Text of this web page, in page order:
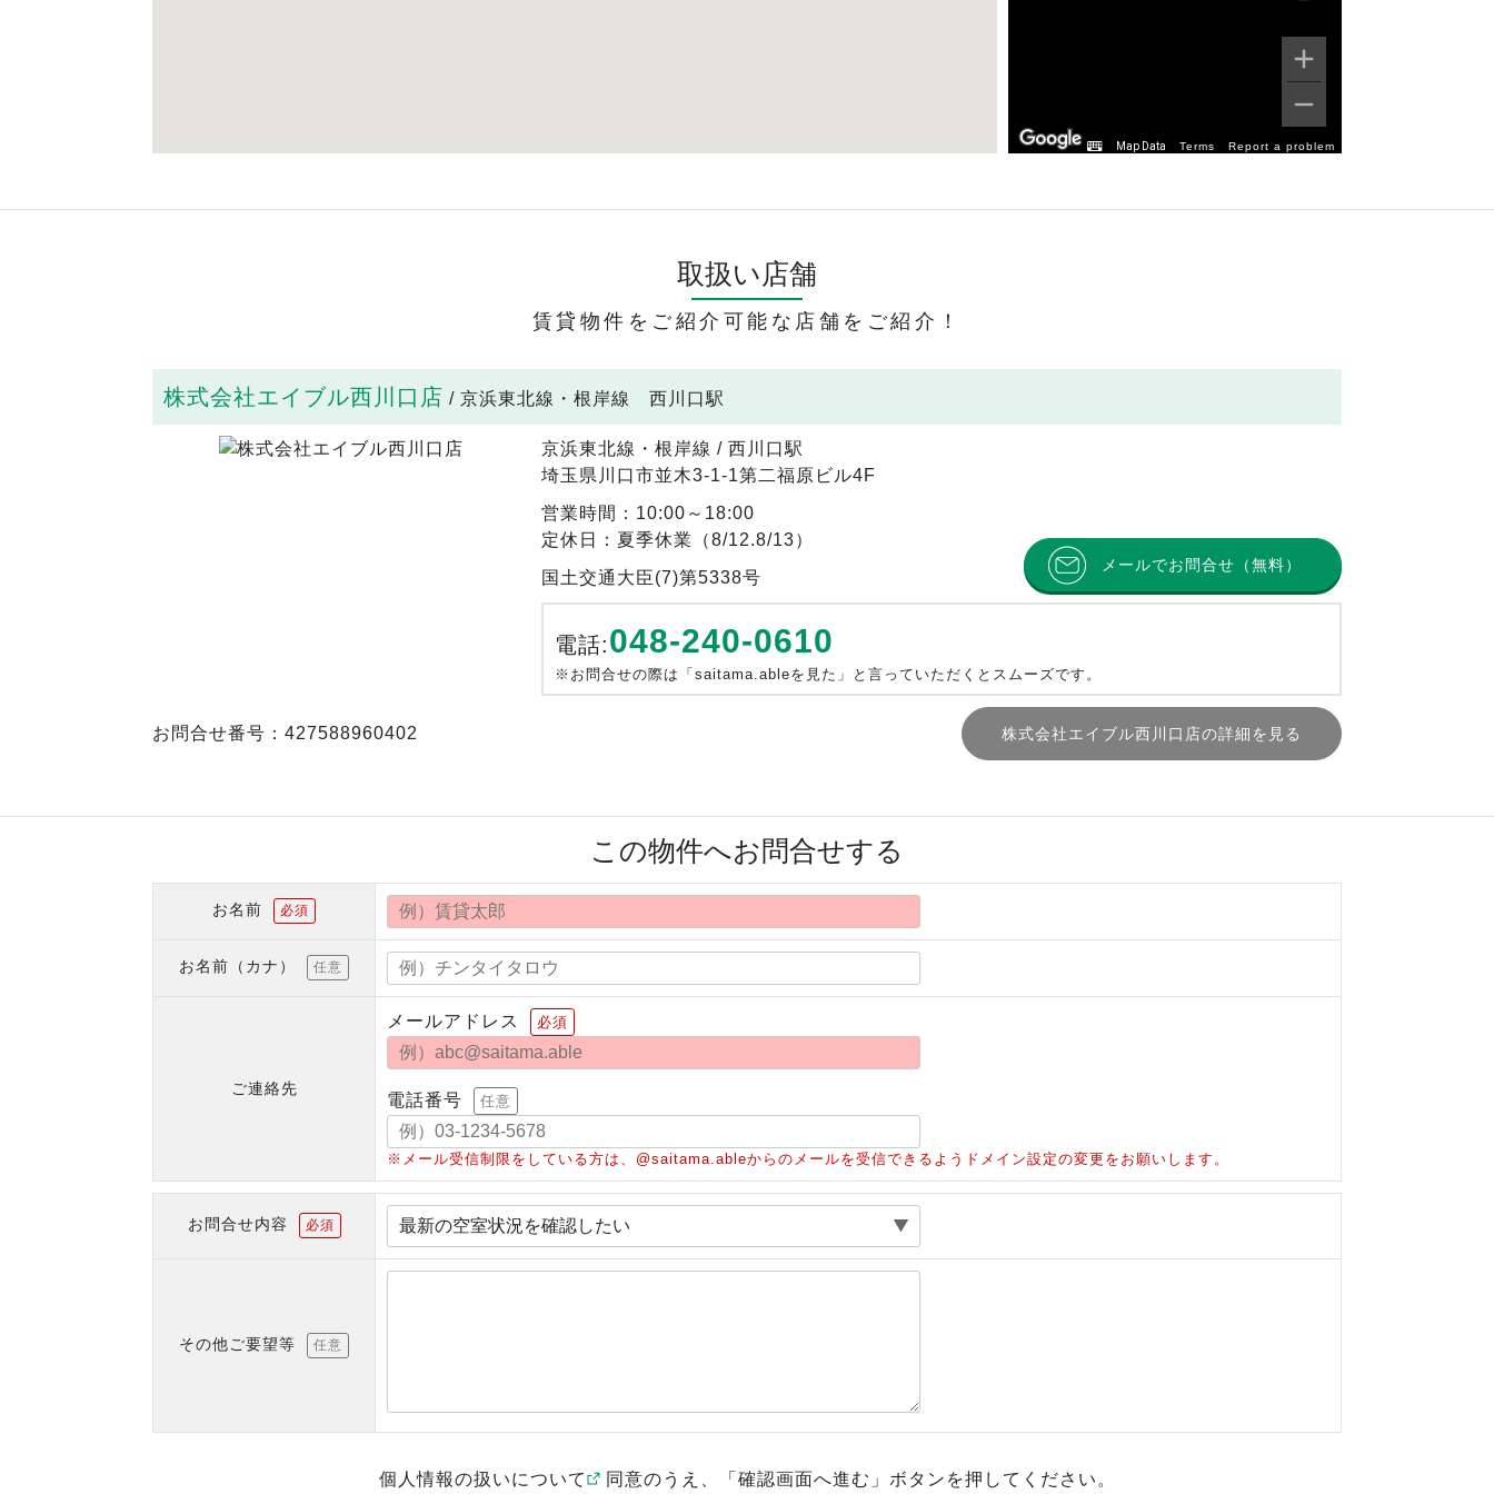
Map Data Terms Report a problem
取扱い店舗
賃貸物件をご紹介可能な店舗をご紹介！
株式会社エイブル西川口店 / 京浜東北線・根岸線 西川口駅
京浜東北線・根岸線 / 西川口駅
埼玉県川口市並木3-1-1第二福原ビル4F
営業時間：10:00～18:00
定休日：夏季休業（8/12.8/13）
国土交通大臣(7)第5338号
メールでお問合せ（無料）
電話:048-240-0610
※お問合せの際は「saitama.ableを見た」と言っていただくとスムーズです。
お問合せ番号：427588960402 株式会社エイブル西川口店の詳細を見る
この物件へお問合せする
お名前 必須
お名前（カナ） 任意
ご連絡先
メールアドレス 必須
電話番号 任意
※メール受信制限をしている方は、@saitama.ableからのメールを受信できるようドメイン設定の変更をお願いします。
お問合せ内容 必須
その他ご要望等 任意
個人情報の扱いについて 同意のうえ、「確認画面へ進む」ボタンを押してください。